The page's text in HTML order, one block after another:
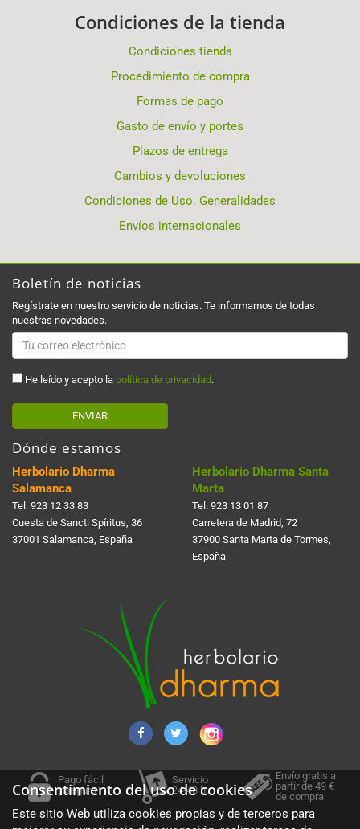
Condiciones de la tienda
Condiciones tienda
Procedimiento de compra
Formas de pago
Gasto de envío y portes
Plazos de entrega
Cambios y devoluciones
Condiciones de Uso. Generalidades
Envíos internacionales
Boletín de noticias
Regístrate en nuestro servicio de noticias. Te informamos de todas
nuestras novedades.
He leído y acepto la política de privacidad .
ENVIAR
Dónde estamos
Herbolario Dharma
Salamanca
Tel: 923 12 33 83
Cuesta de Sancti Spí­ritus, 36
37001 Salamanca, España
Herbolario Dharma Santa
Marta
Tel: 923 13 01 87
Carretera de Madrid, 72
37900 Santa Marta de Tormes,
España
Pago fácil
y seguro
Servicio
24-48 h.
Envío gratis a
partir de 49 €
de compra
Consentimiento del uso de cookies
Este sitio Web utiliza cookies propias y de terceros para